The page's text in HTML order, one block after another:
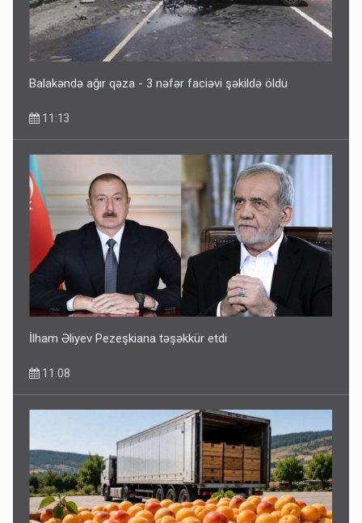
Balakəndə ağır qəza - 3 nəfər faciəvi şəkildə öldü
11:13
İlham Əliyev Pezeşkiana təşəkkür etdi
11:08